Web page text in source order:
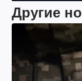
Другие